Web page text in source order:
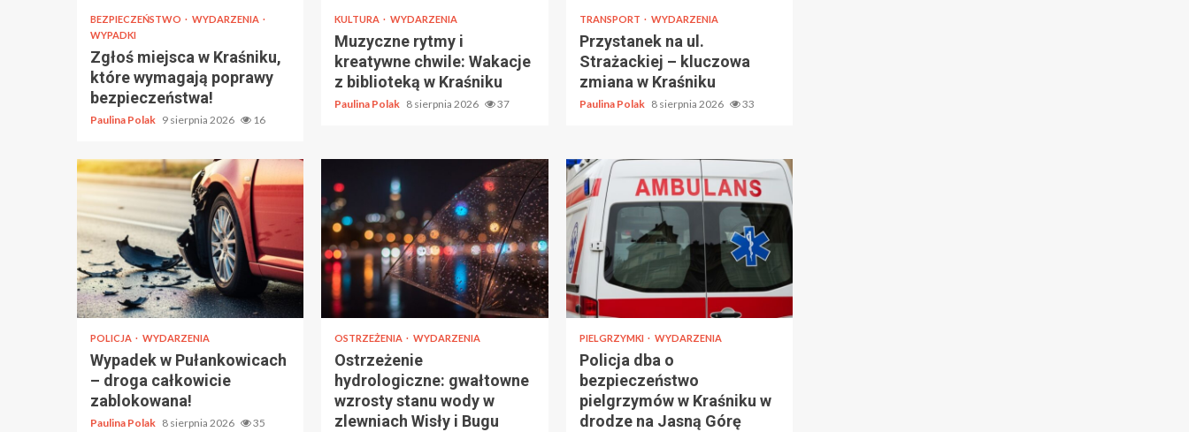
BEZPIECZEŃSTWO
WYDARZENIA
WYPADKI
Zgłoś miejsca w Kraśniku,
które wymagają poprawy
bezpieczeństwa!
Paulina Polak 9 sierpnia 2026 16
KULTURA WYDARZENIA
Muzyczne rytmy i
kreatywne chwile: Wakacje
z biblioteką w Kraśniku
Paulina Polak 8 sierpnia 2026 37
TRANSPORT WYDARZENIA
Przystanek na ul.
Strażackiej – kluczowa
zmiana w Kraśniku
Paulina Polak 8 sierpnia 2026 33
POLICJA WYDARZENIA
Wypadek w Pułankowicach
– droga całkowicie
zablokowana!
Paulina Polak 8 sierpnia 2026 35
OSTRZEŻENIA WYDARZENIA
Ostrzeżenie
hydrologiczne: gwałtowne
wzrosty stanu wody w
zlewniach Wisły i Bugu
PIELGRZYMKI WYDARZENIA
Policja dba o
bezpieczeństwo
pielgrzymów w Kraśniku w
drodze na Jasną Górę